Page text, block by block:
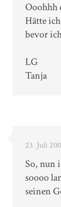
Ooohhh
Hätte
bevor
LG
Tanja
23. Juli
So, nun
soooo
seinen